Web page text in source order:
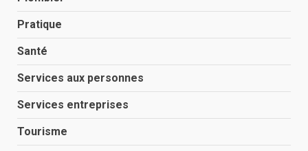
Pratique
Santé
Services aux personnes
Services entreprises
Tourisme